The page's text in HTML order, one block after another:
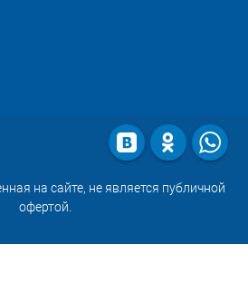
на сайте, не является публичной
офертой.